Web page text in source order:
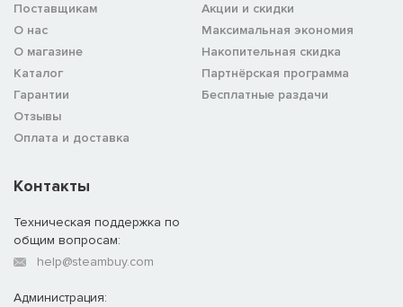
Поставщикам
О нас
О магазине
Каталог
Гарантии
Отзывы
Оплата и доставка
Акции и скидки
Максимальная экономия
Накопительная скидка
Партнёрская программа
Бесплатные раздачи
Контакты
Техническая поддержка по
общим вопросам:
help@steambuy.com
Администрация: